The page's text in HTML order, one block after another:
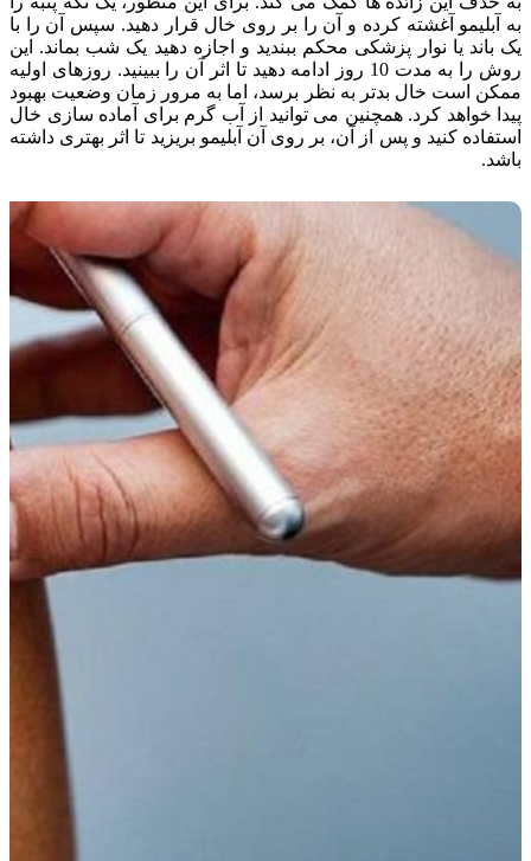
به آبلیمو آغشته کرده و آن را بر روی خال قرار دهید. سپس آن را با
یک باند یا نوار پزشکی محکم ببندید و اجازه دهید یک شب بماند. این
روش را به مدت 10 روز ادامه دهید تا اثر آن را ببینید. روزهای اولیه
ممکن است خال بدتر به نظر برسد، اما به مرور زمان وضعیت بهبود
پیدا خواهد کرد. همچنین می توانید از آب گرم برای آماده سازی خال
استفاده کنید و پس از آن، بر روی آن آبلیمو بریزید تا اثر بهتری داشته
باشد.